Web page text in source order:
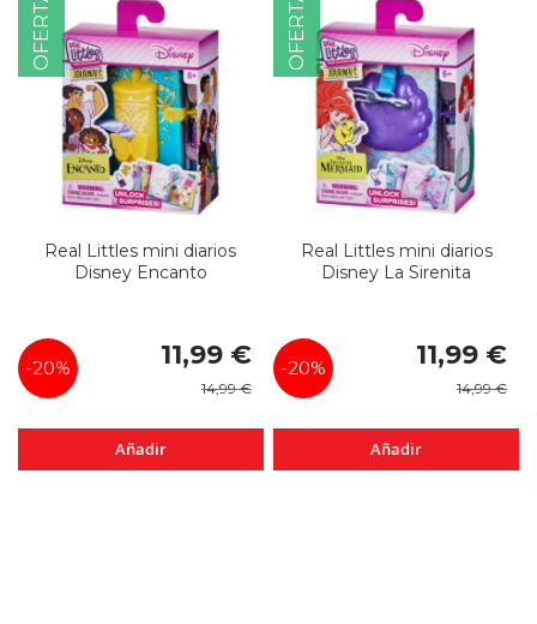
OFERTA
Real Littles mini diarios
Disney Encanto
-20%
Precio
especial
11,99 €
14,99 €
Añadir
OFERTA
Real Littles mini diarios
Disney La Sirenita
-20%
Precio
especial
11,99 €
14,99 €
Añadir